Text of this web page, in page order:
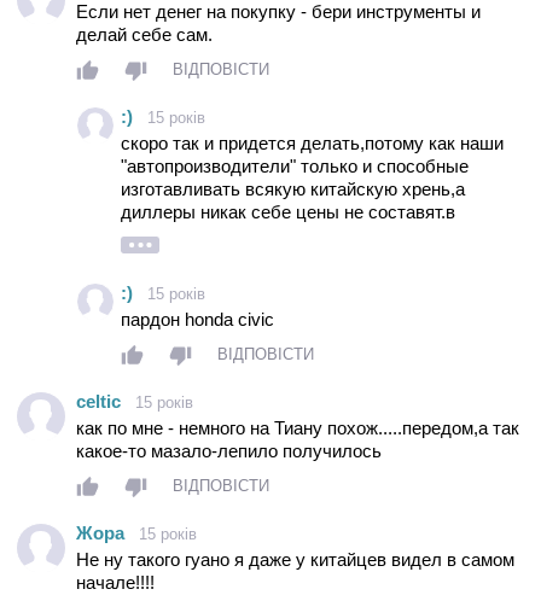
Если нет денег на покупку - бери инструменты и
делай себе сам.
ВІДПОВІСТИ
:) 15 років
скоро так и придется делать,потому как наши
"автопроизводители" только и способные
изготавливать всякую китайскую хрень,а
диллеры никак себе цены не составят.в
америке база toyto civic стоит 15 000 $ как вам
такой пердиманокль
:)
15 років
пардон honda civic
ВІДПОВІСТИ
celtic 15 років
как по мне - немного на Тиану похож.....передом,а так
какое-то мазало-лепило получилось
ВІДПОВІСТИ
Жора 15 років
Не ну такого гуано я даже у китайцев видел в самом
начале!!!!